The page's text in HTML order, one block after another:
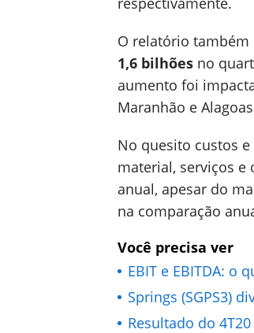
O relatório também
1,6 bilhões no
aumento foi
Maranhão e
No quesito custos e
material, serviços e
anual, apesar do
na comparação
Você precisa ver
EBIT e EBITDA: o
Springs (SGPS3)
Resultado do